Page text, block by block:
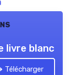
livre blanc
Télécharger